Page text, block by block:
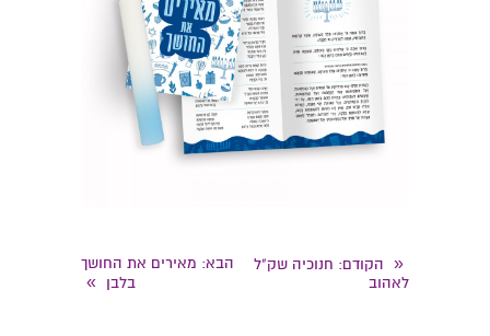
« הקודם: חנוכיה שק"ל
לאהוב
הבא: מאירים את החושך
בלבן
»